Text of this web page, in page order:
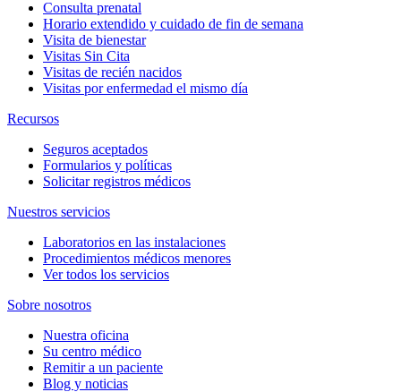
Consulta prenatal
Horario extendido y cuidado de fin de semana
Visita de bienestar
Visitas Sin Cita
Visitas de recién nacidos
Visitas por enfermedad el mismo día
Recursos
Seguros aceptados
Formularios y políticas
Solicitar registros médicos
Nuestros servicios
Laboratorios en las instalaciones
Procedimientos médicos menores
Ver todos los servicios
Sobre nosotros
Nuestra oficina
Su centro médico
Remitir a un paciente
Blog y noticias